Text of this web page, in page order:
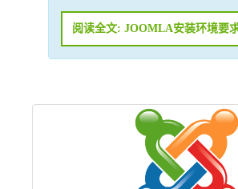
阅读全文: JOOMLA安装环境要